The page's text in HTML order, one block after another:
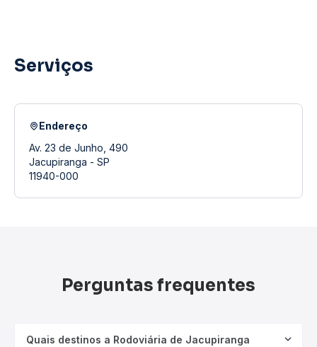
Serviços
Endereço
Av. 23 de Junho, 490
Jacupiranga - SP
11940-000
Perguntas frequentes
Quais destinos a Rodoviária de Jacupiranga